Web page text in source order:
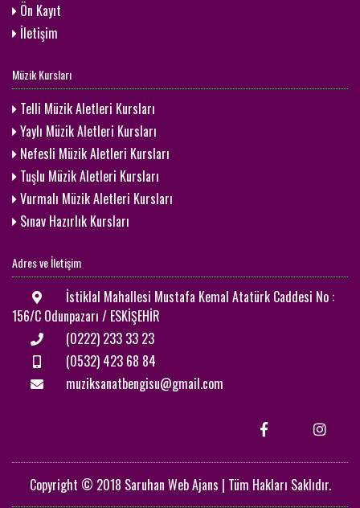
Ön Kayıt
İletişim
Müzik Kursları
Telli Müzik Aletleri Kursları
Yaylı Müzik Aletleri Kursları
Nefesli Müzik Aletleri Kursları
Tuşlu Müzik Aletleri Kursları
Vurmalı Müzik Aletleri Kursları
Sınav Hazırlık Kursları
Adres ve İletişim
İstiklal Mahallesi Mustafa Kemal Atatürk Caddesi No :
156/C Odunpazarı / ESKİŞEHİR
(0222) 233 33 23
(0532) 423 68 84
muziksanatbengisu@gmail.com
Copyright © 2018 Saruhan Web Ajans | Tüm Hakları Saklıdır.